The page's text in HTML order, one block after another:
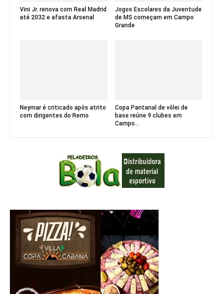
Vini Jr. renova com Real Madrid
até 2032 e afasta Arsenal
Jogos Escolares da Juventude
de MS começam em Campo
Grande
Neymar é criticado após atrito
com dirigentes do Remo
Copa Pantanal de vôlei de
base reúne 9 clubes em
Campo...